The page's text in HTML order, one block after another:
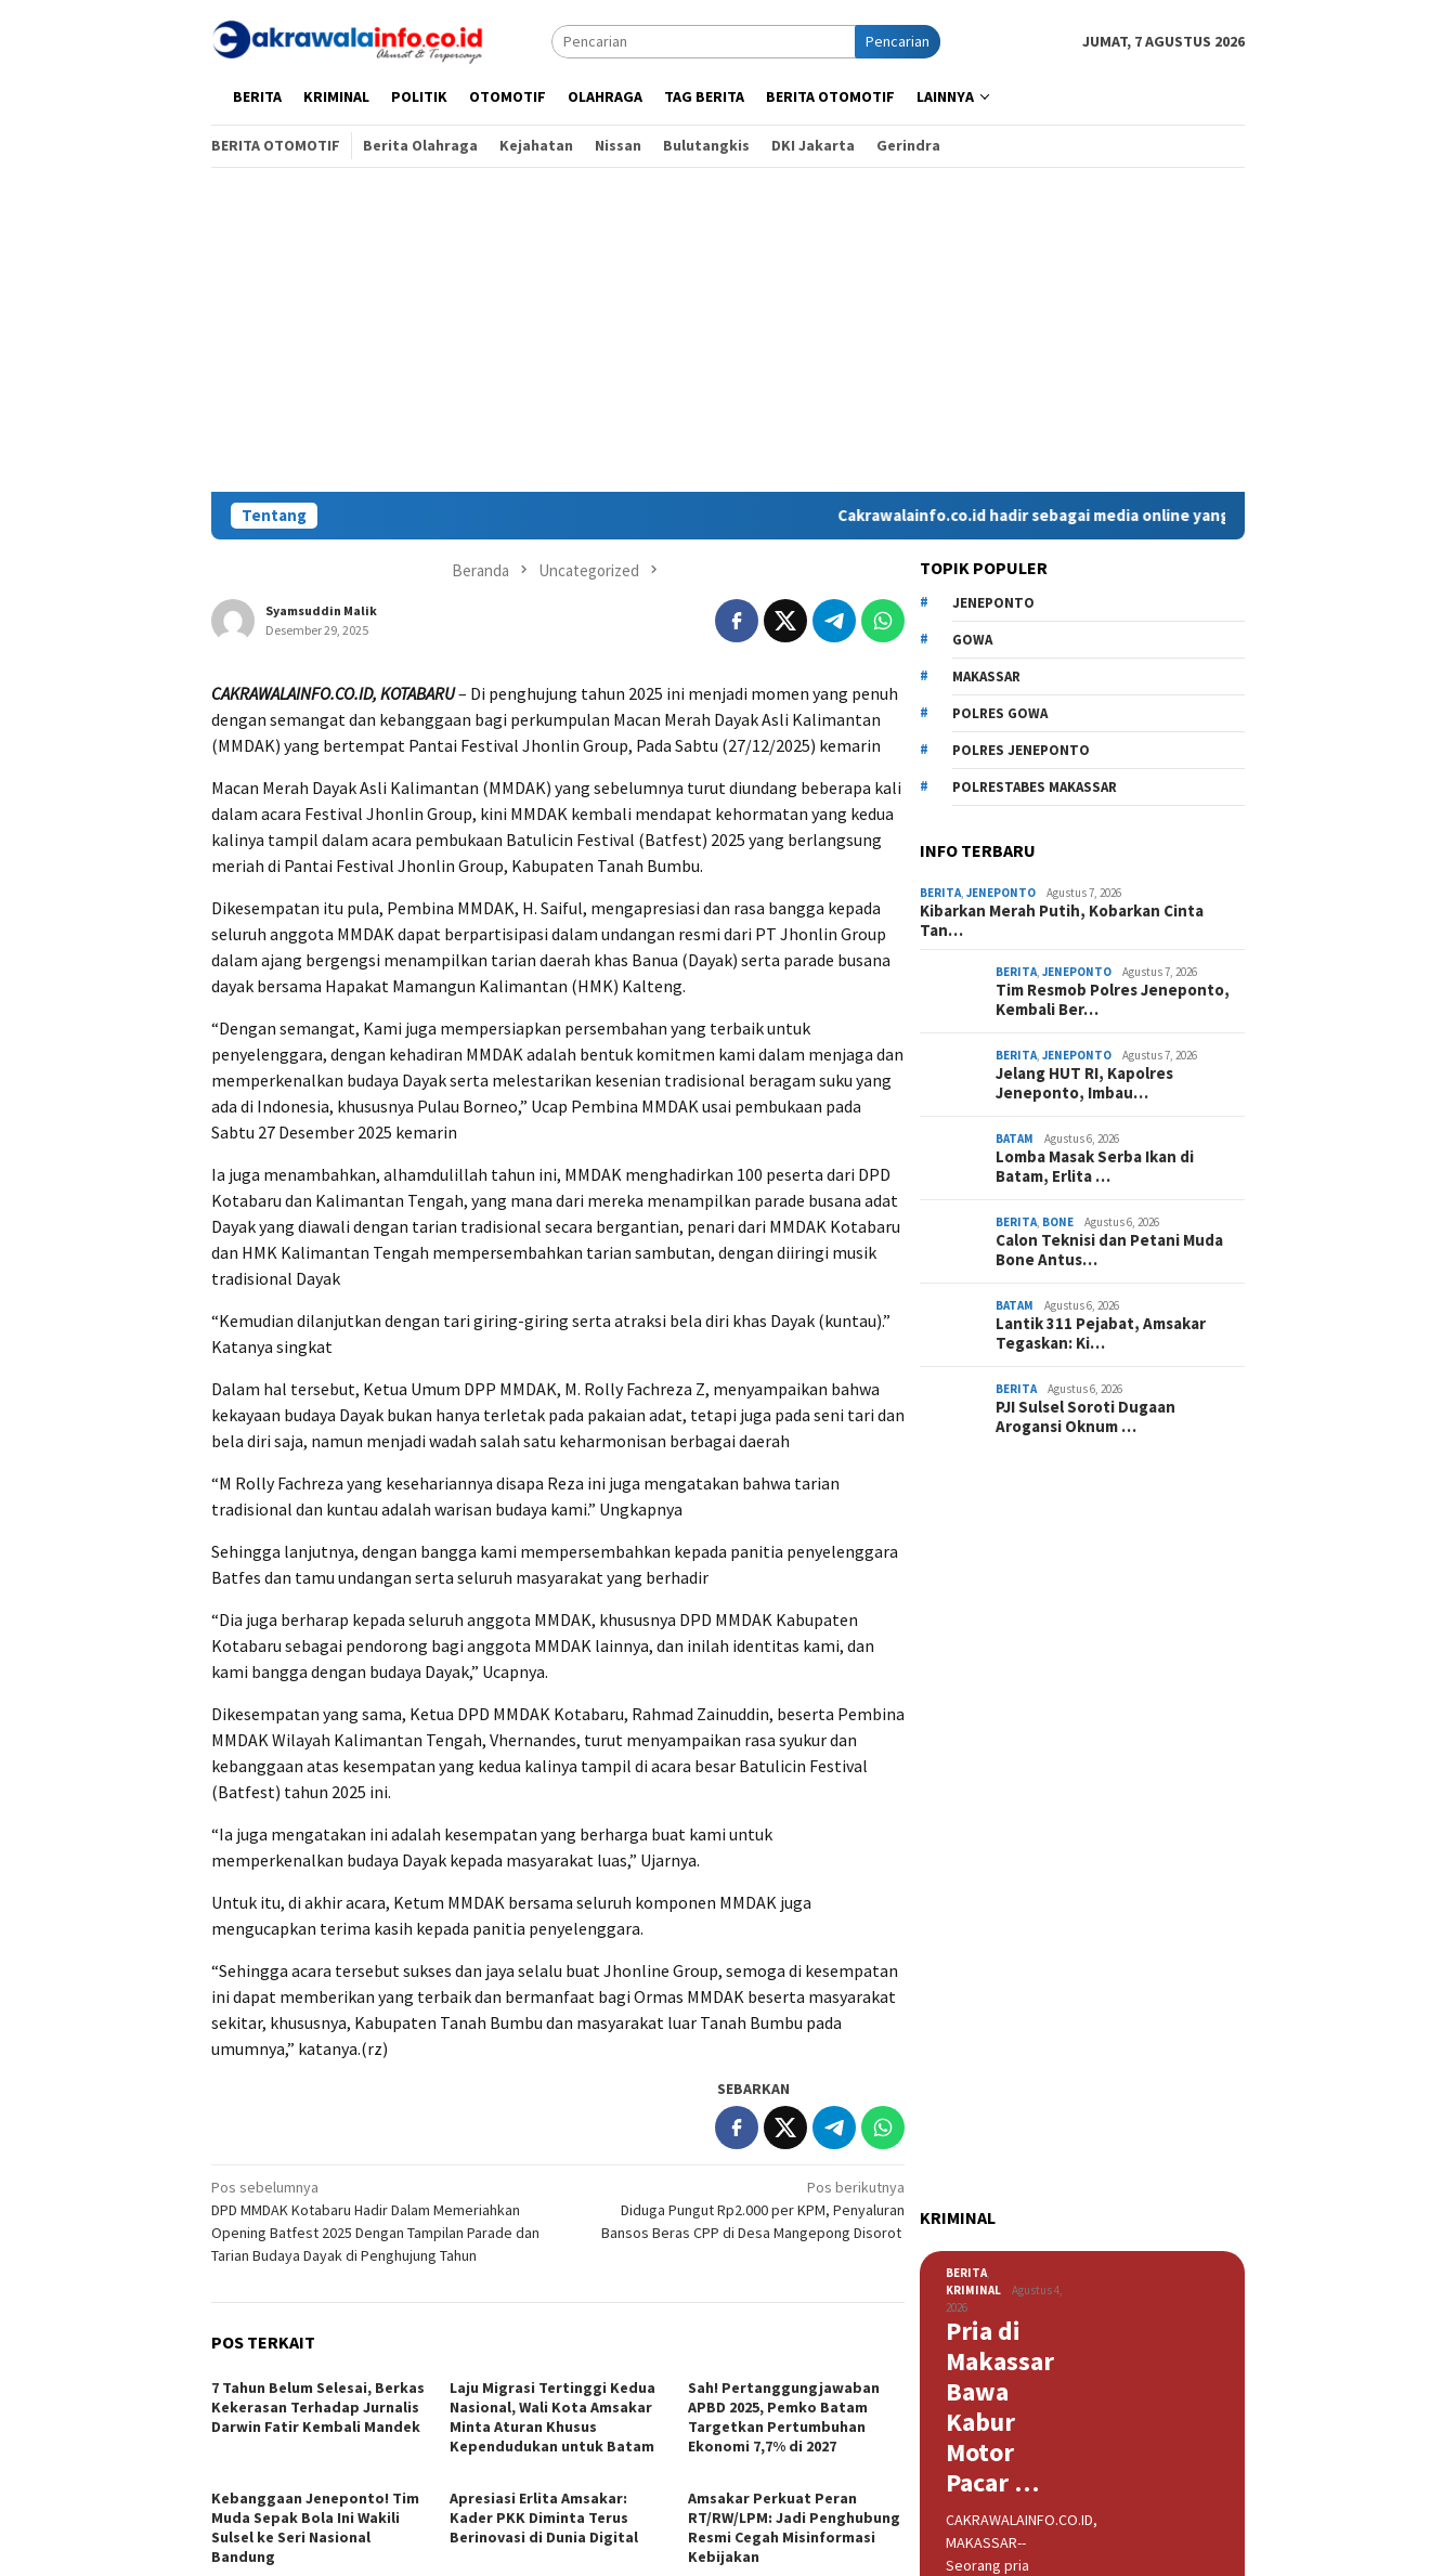
Pencarian JUMAT, 7 AGUSTUS 2026
HOMEBERITA KRIMINAL POLITIK OTOMOTIF OLAHRAGA TAG BERITA BERITA OTOMOTIF LAINNYA
BERITA OTOMOTIF Berita Olahraga Kejahatan Nissan Bulutangkis DKI Jakarta Gerindra
Tentang Cakrawalainfo.co.id hadir sebagai media online yang menyajikan berita cepat, faktual,
Beranda Uncategorized
Syamsuddin Malik
Desember 29, 2025
CAKRAWALAINFO.CO.ID, KOTABARU– Di penghujung tahun 2025 ini menjadi momen yang penuh
dengan semangat dan kebanggaan bagi perkumpulan Macan Merah Dayak Asli Kalimantan
(MMDAK) yang bertempat Pantai Festival Jhonlin Group, Pada Sabtu (27/12/2025) kemarin
Macan Merah Dayak Asli Kalimantan (MMDAK) yang sebelumnya turut diundang beberapa kali
dalam acara Festival Jhonlin Group, kini MMDAK kembali mendapat kehormatan yang kedua
kalinya tampil dalam acara pembukaan Batulicin Festival (Batfest) 2025 yang berlangsung
meriah di Pantai Festival Jhonlin Group, Kabupaten Tanah Bumbu.
Dikesempatan itu pula, Pembina MMDAK, H. Saiful, mengapresiasi dan rasa bangga kepada
seluruh anggota MMDAK dapat berpartisipasi dalam undangan resmi dari PT Jhonlin Group
dalam ajang bergengsi menampilkan tarian daerah khas Banua (Dayak) serta parade busana
dayak bersama Hapakat Mamangun Kalimantan (HMK) Kalteng.
“Dengan semangat, Kami juga mempersiapkan persembahan yang terbaik untuk
penyelenggara, dengan kehadiran MMDAK adalah bentuk komitmen kami dalam menjaga dan
memperkenalkan budaya Dayak serta melestarikan kesenian tradisional beragam suku yang
ada di Indonesia, khususnya Pulau Borneo,” Ucap Pembina MMDAK usai pembukaan pada
Sabtu 27 Desember 2025 kemarin
Ia juga menambahkan, alhamdulillah tahun ini, MMDAK menghadirkan 100 peserta dari DPD
Kotabaru dan Kalimantan Tengah, yang mana dari mereka menampilkan parade busana adat
Dayak yang diawali dengan tarian tradisional secara bergantian, penari dari MMDAK Kotabaru
dan HMK Kalimantan Tengah mempersembahkan tarian sambutan, dengan diiringi musik
tradisional Dayak
“Kemudian dilanjutkan dengan tari giring-giring serta atraksi bela diri khas Dayak (kuntau).”
Katanya singkat
Dalam hal tersebut, Ketua Umum DPP MMDAK, M. Rolly Fachreza Z, menyampaikan bahwa
kekayaan budaya Dayak bukan hanya terletak pada pakaian adat, tetapi juga pada seni tari dan
bela diri saja, namun menjadi wadah salah satu keharmonisan berbagai daerah
“M Rolly Fachreza yang kesehariannya disapa Reza ini juga mengatakan bahwa tarian
tradisional dan kuntau adalah warisan budaya kami.” Ungkapnya
Sehingga lanjutnya, dengan bangga kami mempersembahkan kepada panitia penyelenggara
Batfes dan tamu undangan serta seluruh masyarakat yang berhadir
“Dia juga berharap kepada seluruh anggota MMDAK, khususnya DPD MMDAK Kabupaten
Kotabaru sebagai pendorong bagi anggota MMDAK lainnya, dan inilah identitas kami, dan
kami bangga dengan budaya Dayak,” Ucapnya.
Dikesempatan yang sama, Ketua DPD MMDAK Kotabaru, Rahmad Zainuddin, beserta Pembina
MMDAK Wilayah Kalimantan Tengah, Vhernandes, turut menyampaikan rasa syukur dan
kebanggaan atas kesempatan yang kedua kalinya tampil di acara besar Batulicin Festival
(Batfest) tahun 2025 ini.
“Ia juga mengatakan ini adalah kesempatan yang berharga buat kami untuk
memperkenalkan budaya Dayak kepada masyarakat luas,” Ujarnya.
Untuk itu, di akhir acara, Ketum MMDAK bersama seluruh komponen MMDAK juga
mengucapkan terima kasih kepada panitia penyelenggara.
“Sehingga acara tersebut sukses dan jaya selalu buat Jhonline Group, semoga di kesempatan
ini dapat memberikan yang terbaik dan bermanfaat bagi Ormas MMDAK beserta masyarakat
sekitar, khususnya, Kabupaten Tanah Bumbu dan masyarakat luar Tanah Bumbu pada
umumnya,” katanya.(rz)
SEBARKAN
Navigasi
pos
Pos sebelumnya
DPD MMDAK Kotabaru Hadir Dalam Memeriahkan
Opening Batfest 2025 Dengan Tampilan Parade dan
Tarian Budaya Dayak di Penghujung Tahun
Pos berikutnya
Diduga Pungut Rp2.000 per KPM, Penyaluran
Bansos Beras CPP di Desa Mangepong Disorot ‎
POS TERKAIT
7 Tahun Belum Selesai, Berkas
Kekerasan Terhadap Jurnalis
Darwin Fatir Kembali Mandek
Laju Migrasi Tertinggi Kedua
Nasional, Wali Kota Amsakar
Minta Aturan Khusus
Kependudukan untuk Batam
Sah! Pertanggungjawaban
APBD 2025, Pemko Batam
Targetkan Pertumbuhan
Ekonomi 7,7% di 2027
Kebanggaan Jeneponto! Tim
Muda Sepak Bola Ini Wakili
Sulsel ke Seri Nasional
Bandung
Apresiasi Erlita Amsakar:
Kader PKK Diminta Terus
Berinovasi di Dunia Digital
Amsakar Perkuat Peran
RT/RW/LPM: Jadi Penghubung
Resmi Cegah Misinformasi
Kebijakan
TOPIK POPULER
JENEPONTO
GOWA
MAKASSAR
POLRES GOWA
POLRES JENEPONTO
POLRESTABES MAKASSAR
INFO TERBARU
BERITA,JENEPONTO Agustus 7, 2026
Kibarkan Merah Putih, Kobarkan Cinta
Tan…
BERITA,JENEPONTO Agustus 7, 2026
Tim Resmob Polres Jeneponto,
Kembali Ber…
BERITA,JENEPONTO Agustus 7, 2026
Jelang HUT RI, Kapolres
Jeneponto, Imbau…
BATAM Agustus 6, 2026
Lomba Masak Serba Ikan di
Batam, Erlita …
BERITA, BONE Agustus 6, 2026
Calon Teknisi dan Petani Muda
Bone Antus…
BATAM Agustus 6, 2026
Lantik 311 Pejabat, Amsakar
Tegaskan: Ki…
BERITA Agustus 6, 2026
PJI Sulsel Soroti Dugaan
Arogansi Oknum …
KRIMINAL
BERITA,
KRIMINAL
Agustus 4,
2026
Pria di
Makassar
Bawa
Kabur
Motor
Pacar …
CAKRAWALAINFO.CO.ID,
MAKASSAR--
Seorang pria